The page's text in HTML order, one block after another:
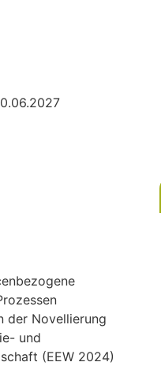
der Novellierung
und
(EEW 2024)